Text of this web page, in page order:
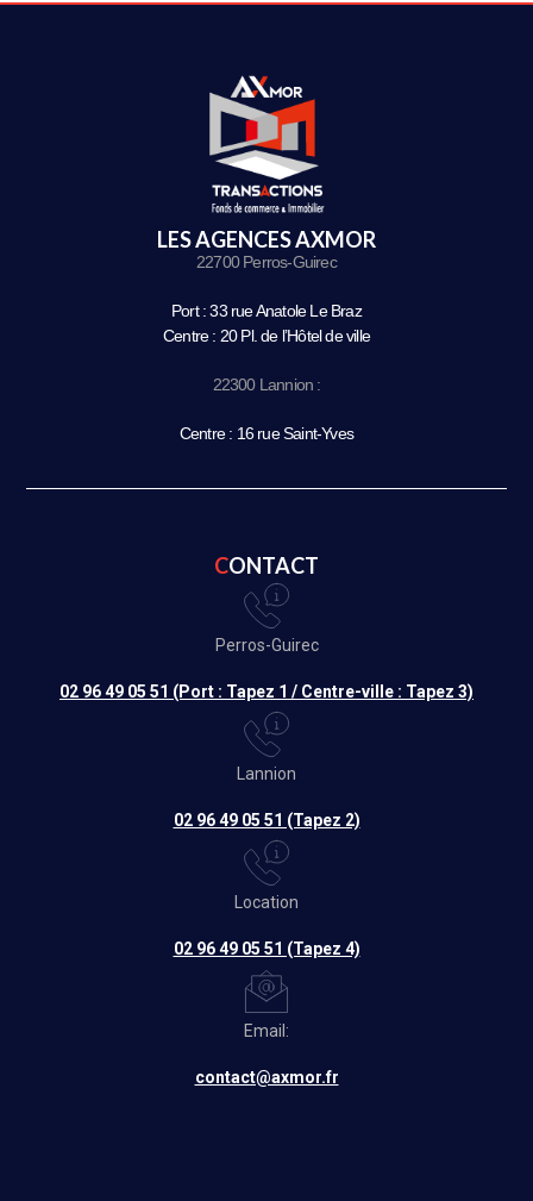
LES AGENCES AXMOR
22700 Perros-Guirec
Port : 33 rue Anatole Le Braz
Centre : 20 Pl. de l’Hôtel de ville
22300 Lannion :
Centre : 16 rue Saint-Yves
CONTACT
Perros-Guirec
02 96 49 05 51 (Port : Tapez 1 / Centre-ville : Tapez 3)
Lannion
02 96 49 05 51 (Tapez 2)
Location
02 96 49 05 51 (Tapez 4)
Email:
contact@axmor.fr